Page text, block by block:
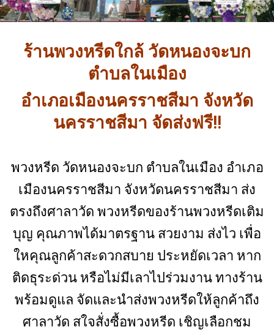
ร้านพวงหรีดใกล้ วัดหนองจะบก
ตำบลในเมือง
อำเภอเมืองนครราชสีมา จังหวัด
นครราชสีมา จัดส่งฟรี!!
พวงหรีด วัดหนองจะบก ตำบลในเมือง อำเภอ
เมืองนครราชสีมา จังหวัดนครราชสีมา ส่ง
ตรงถึงศาลาวัด พวงหรีดของร้านพวงหรีดเติม
บุญ คุณภาพได้มาตรฐาน สวยงาม ส่งไว เพื่อ
ใหคุณลูกค้าสะดวกสบาย ประหยัดเวลา หาก
ติดธุระด่วน หรือไม่มีเลาไปร่วมงาน ทางร้าน
พร้อมดูแล จัดและนำส่งพวงหรีดให้ลูกค้าถึง
ศาลาวัด สใจสั่งซื้อพวงหรีด เชิญเลือกชม